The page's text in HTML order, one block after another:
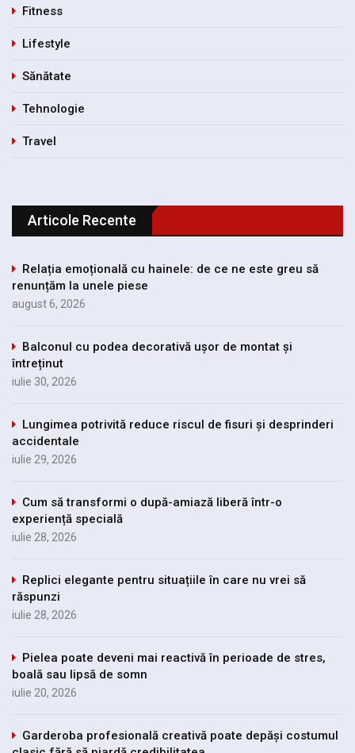
Fitness
Lifestyle
Sănătate
Tehnologie
Travel
Articole Recente
Relația emoțională cu hainele: de ce ne este greu să
renunțăm la unele piese
august 6, 2026
Balconul cu podea decorativă ușor de montat și
întreținut
iulie 30, 2026
Lungimea potrivită reduce riscul de fisuri și desprinderi
accidentale
iulie 29, 2026
Cum să transformi o după-amiază liberă într-o
experiență specială
iulie 28, 2026
Replici elegante pentru situațiile în care nu vrei să
răspunzi
iulie 28, 2026
Pielea poate deveni mai reactivă în perioade de stres,
boală sau lipsă de somn
iulie 20, 2026
Garderoba profesională creativă poate depăși costumul